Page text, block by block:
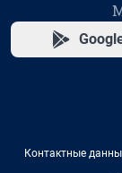
Контактные